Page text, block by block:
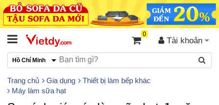
Tài khoản
0
Hồ Chí Minh
Trang chủ Gia dụng
Thiết bị làm bếp khác
Máy làm sữa hạt